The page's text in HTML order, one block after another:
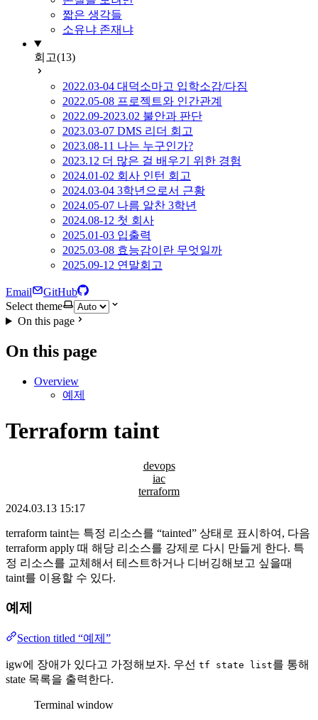
짧은 생각들
소유냐 존재냐
회고(13)
2022.03-04 대덕소마고 입학소감/다짐
2022.05-08 프로젝트와 인간관계
2022.09-2023.02 불안과 판단
2023.03-07 DMS 리더 회고
2023.08-11 나는 누구인가?
2023.12 더 많은 걸 배우기 위한 경험
2024.01-02 회사 인턴 회고
2024.03-04 3학년으로서 근황
2024.05-07 나름 알찬 3학년
2024.08-12 첫 회사
2025.01-03 입출력
2025.03-08 효능감이란 무엇일까
2025.09-12 연말회고
Email
GitHub
Select theme
On this page
On this page
Overview
예제
Terraform taint
devops
iac
terraform
2024.03.13 15:17
terraform taint는 특정 리소스를 “tainted” 상태로 표시하여, 다음
terraform apply 때 해당 리소스를 강제로 다시 만들게 한다. 특
정 리소스를 교체해서 테스트하거나 디버깅해보고 싶을때
taint를 이용할 수 있다.
예제
Section titled “예제”
igw에 장애가 있다고 가정해보자. 우선 tf state list를 통해
state 목록을 출력한다.
Terminal window